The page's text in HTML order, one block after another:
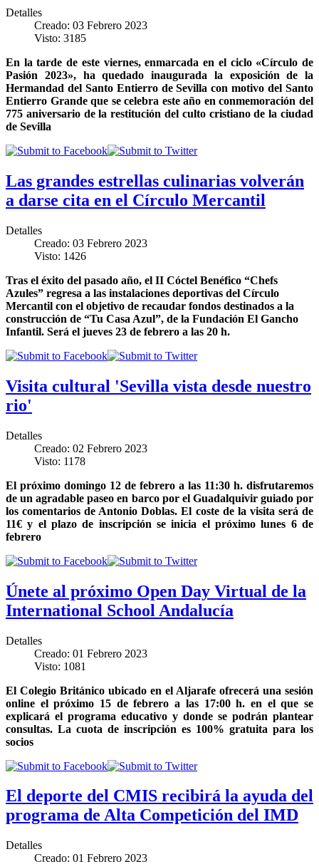
Detalles
Creado: 03 Febrero 2023
Visto: 3185
En la tarde de este viernes, enmarcada en el ciclo «Círculo de
Pasión 2023», ha quedado inaugurada la exposición de la
Hermandad del Santo Entierro de Sevilla con motivo del Santo
Entierro Grande que se celebra este año en conmemoración del
775 aniversario de la restitución del culto cristiano de la ciudad
de Sevilla
Las grandes estrellas culinarias volverán
a darse cita en el Círculo Mercantil
Detalles
Creado: 03 Febrero 2023
Visto: 1426
Tras el éxito del pasado año, el II Cóctel Benéfico “Chefs
Azules” regresa a las instalaciones deportivas del Círculo
Mercantil con el objetivo de recaudar fondos destinados a la
construcción de “Tu Casa Azul”, de la Fundación El Gancho
Infantil. Será el jueves 23 de febrero a las 20 h.
Visita cultural 'Sevilla vista desde nuestro
rio'
Detalles
Creado: 02 Febrero 2023
Visto: 1178
El próximo domingo 12 de febrero a las 11:30 h. disfrutaremos
de un agradable paseo en barco por el Guadalquivir guiado por
los comentarios de Antonio Doblas. El coste de la visita será de
11€ y el plazo de inscripción se inicia el próximo lunes 6 de
febrero
Únete al próximo Open Day Virtual de la
International School Andalucía
Detalles
Creado: 01 Febrero 2023
Visto: 1081
El Colegio Británico ubicado en el Aljarafe ofrecerá una sesión
online el próximo 15 de febrero a las 17:00 h. en el que se
explicará el programa educativo y donde se podrán plantear
consultas. La cuota de inscripción es 100% gratuita para los
socios
El deporte del CMIS recibirá la ayuda del
programa de Alta Competición del IMD
Detalles
Creado: 01 Febrero 2023